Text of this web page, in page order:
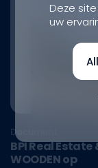
Document
BPI Real
WOODEN op
Deze
uw